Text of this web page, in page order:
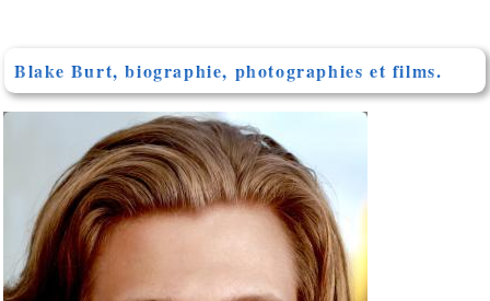
Blake Burt, biographie, photographies et films.